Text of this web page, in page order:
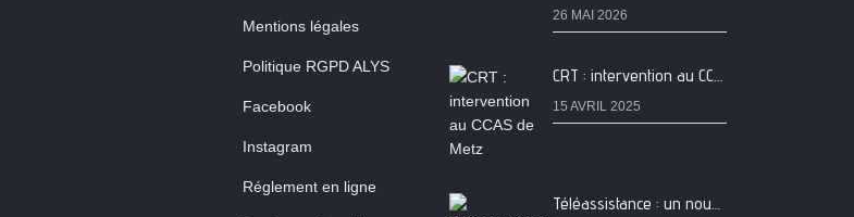
Mentions légales
Politique RGPD ALYS
Facebook
Instagram
Réglement en ligne
26 MAI 2026
CRT : intervention au CCAS de Metz
15 AVRIL 2025
Téléassistance : un nouveau produit pour plus de sécurité